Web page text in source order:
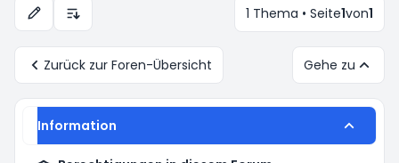
Anzeige- und Sortierungs-Einstellungen
1 Thema • Seite1von1
Zurück zur Foren-Übersicht Gehe zu
Information